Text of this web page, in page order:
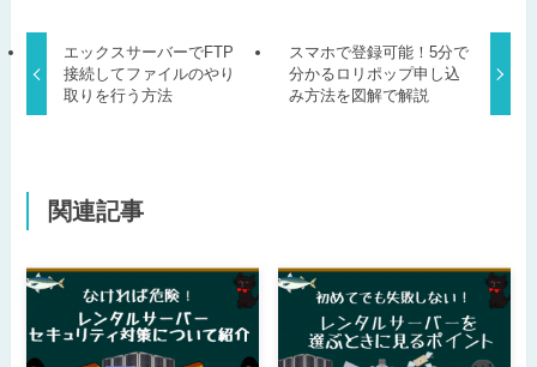
エックスサーバーでFTP
接続してファイルのやり
取りを行う方法
スマホで登録可能！5分で
分かるロリポップ申し込
み方法を図解で解説
関連記事